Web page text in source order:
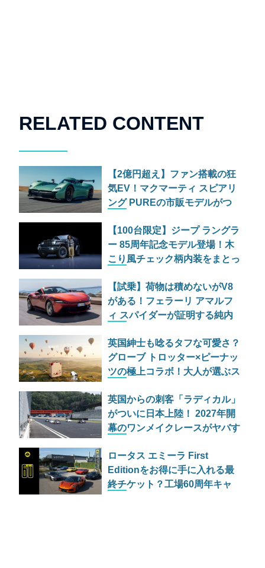
RELATED CONTENT
【2億円超え】ファン搭載の狂
気EV！マクマーティ スピアリ
ング PUREの市販モデルがつ
【100台限定】ジープ ラングラ
ー 85周年記念モデル登場！木
こり風チェック柄内装をまとっ
【試乗】荷物は積めないがV8
がある！フェラーリ アマルフ
ィ スパイダーが証明する純内
英国紳士も唸るタフな可愛さ？
グローブ トロッター×ピーナッ
ツの極上コラボ！大人が選ぶス
ランク
英国からの刺客「ラディカル」
がついに日本上陸！ 2027年開
幕のワンメイクレースがヤバす
ロータス エミーラ First
Editionをお得に手に入れる最
終チケット？工場60周年キャ